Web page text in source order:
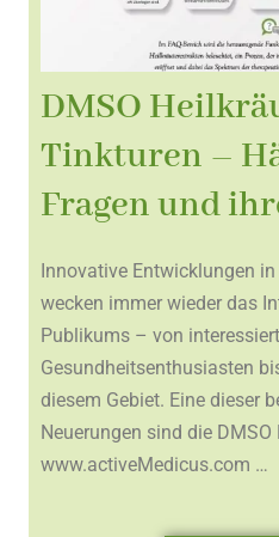
DMSO
Tinkturen –
Fragen und
Innovative Entwicklungen
wecken immer wieder das
Publikums – von
Gesundheitsenthusiasten
diesem Gebiet. Eine dieser
Neuerungen sind die
www.activeMedicus.com …